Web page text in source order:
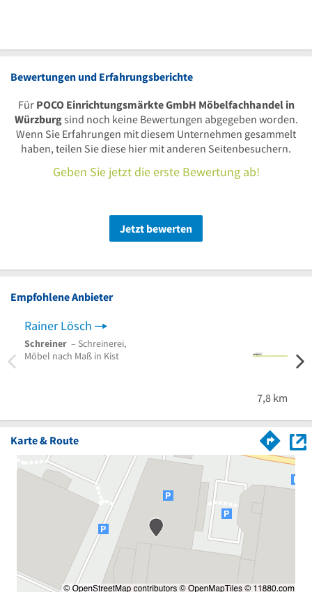
Bewertungen und Erfahrungsberichte
Für POCO Einrichtungsmärkte GmbH Möbelfachhandel in
Würzburgsind noch keine Bewertungen abgegeben worden.
Wenn Sie Erfahrungen mit diesem Unternehmen gesammelt
haben, teilen Sie diese hier mit anderen Seitenbesuchern.
Geben Sie jetzt die erste Bewertung ab!
Jetzt bewerten
Empfohlene Anbieter
Rainer Lösch
Schreiner – Schreinerei,
Möbel nach Maß in Kist
7,8 km
Karte & Route